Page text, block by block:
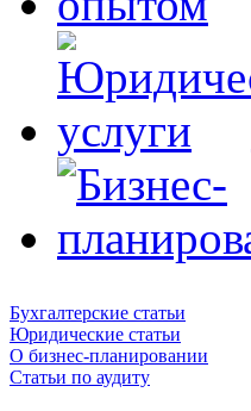
Бухгалтерские статьи
Юридические статьи
О бизнес-планировании
Статьи по аудиту